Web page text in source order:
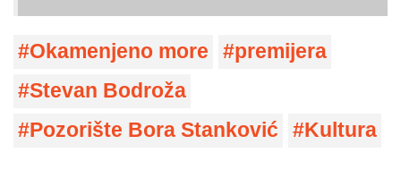
Okamenjeno more
premijera
Stevan Bodroža
Pozorište Bora Stanković
Kultura